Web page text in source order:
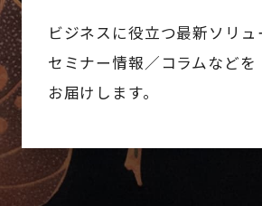
ビジネスに役立つ最新ソリ
セミナー情報／コラムなどを
お届けします。